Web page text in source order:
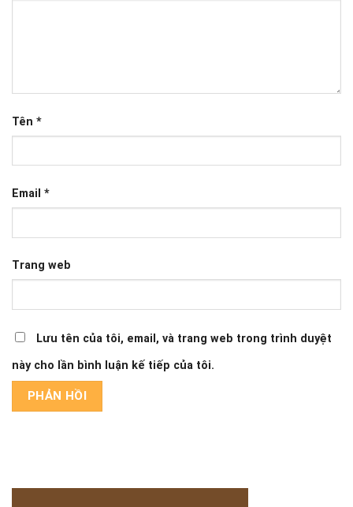
Tên *
Email *
Trang web
Lưu tên của tôi, email, và trang web trong trình duyệt
này cho lần bình luận kế tiếp của tôi.